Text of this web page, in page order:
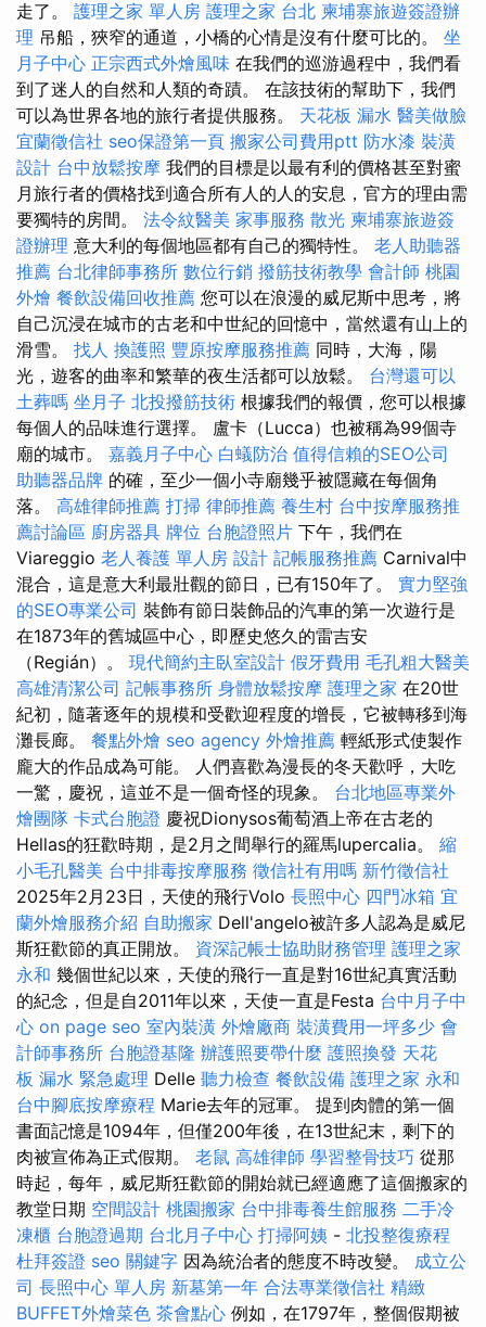
走了。 護理之家 單人房 護理之家 台北 柬埔寨旅遊簽證辦
理 吊船，狹窄的通道，小橋的心情是沒有什麼可比的。 坐
月子中心 正宗西式外燴風味 在我們的巡游過程中，我們看
到了迷人的自然和人類的奇蹟。 在該技術的幫助下，我們
可以為世界各地的旅行者提供服務。 天花板 漏水 醫美做臉
宜蘭徵信社 seo保證第一頁 搬家公司費用ptt 防水漆 裝潢
設計 台中放鬆按摩 我們的目標是以最有利的價格甚至對蜜
月旅行者的價格找到適合所有人的人的安息，官方的理由需
要獨特的房間。 法令紋醫美 家事服務 散光 柬埔寨旅遊簽
證辦理 意大利的每個地區都有自己的獨特性。 老人助聽器
推薦 台北律師事務所 數位行銷 撥筋技術教學 會計師 桃園
外燴 餐飲設備回收推薦 您可以在浪漫的威尼斯中思考，將
自己沉浸在城市的古老和中世紀的回憶中，當然還有山上的
滑雪。 找人 換護照 豐原按摩服務推薦 同時，大海，陽
光，遊客的曲率和繁華的夜生活都可以放鬆。 台灣還可以
土葬嗎 坐月子 北投撥筋技術 根據我們的報價，您可以根據
每個人的品味進行選擇。 盧卡（Lucca）也被稱為99個寺
廟的城市。 嘉義月子中心 白蟻防治 值得信賴的SEO公司
助聽器品牌 的確，至少一個小寺廟幾乎被隱藏在每個角
落。 高雄律師推薦 打掃 律師推薦 養生村 台中按摩服務推
薦討論區 廚房器具 牌位 台胞證照片 下午，我們在
Viareggio 老人養護 單人房 設計 記帳服務推薦 Carnival中
混合，這是意大利最壯觀的節日，已有150年了。 實力堅強
的SEO專業公司 裝飾有節日裝飾品的汽車的第一次遊行是
在1873年的舊城區中心，即歷史悠久的雷吉安
（Regián）。 現代簡約主臥室設計 假牙費用 毛孔粗大醫美
高雄清潔公司 記帳事務所 身體放鬆按摩 護理之家 在20世
紀初，隨著逐年的規模和受歡迎程度的增長，它被轉移到海
灘長廊。 餐點外燴 seo agency 外燴推薦 輕紙形式使製作
龐大的作品成為可能。 人們喜歡為漫長的冬天歡呼，大吃
一驚，慶祝，這並不是一個奇怪的現象。 台北地區專業外
燴團隊 卡式台胞證 慶祝Dionysos葡萄酒上帝在古老的
Hellas的狂歡時期，是2月之間舉行的羅馬lupercalia。 縮
小毛孔醫美 台中排毒按摩服務 徵信社有用嗎 新竹徵信社
2025年2月23日，天使的飛行Volo 長照中心 四門冰箱 宜
蘭外燴服務介紹 自助搬家 Dell'angelo被許多人認為是威尼
斯狂歡節的真正開放。 資深記帳士協助財務管理 護理之家
永和 幾個世紀以來，天使的飛行一直是對16世紀真實活動
的紀念，但是自2011年以來，天使一直是Festa 台中月子中
心 on page seo 室內裝潢 外燴廠商 裝潢費用一坪多少 會
計師事務所 台胞證基隆 辦護照要帶什麼 護照換發 天花
板 漏水 緊急處理 Delle 聽力檢查 餐飲設備 護理之家 永和
台中腳底按摩療程 Marie去年的冠軍。 提到肉體的第一個
書面記憶是1094年，但僅200年後，在13世紀末，剩下的
肉被宣佈為正式假期。 老鼠 高雄律師 學習整骨技巧 從那
時起，每年，威尼斯狂歡節的開始就已經適應了這個搬家的
教堂日期 空間設計 桃園搬家 台中排毒養生館服務 二手冷
凍櫃 台胞證過期 台北月子中心 打掃阿姨 - 北投整復療程
杜拜簽證 seo 關鍵字 因為統治者的態度不時改變。 成立公
司 長照中心 單人房 新墓第一年 合法專業徵信社 精緻
BUFFET外燴菜色 茶會點心 例如，在1797年，整個假期被